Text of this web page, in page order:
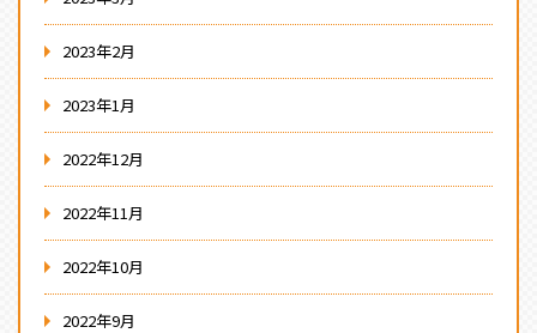
2023年2月
2023年1月
2022年12月
2022年11月
2022年10月
2022年9月